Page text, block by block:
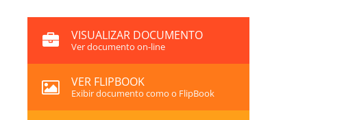
VISUALIZAR DOCUMENTO
Ver documento on-line
VER FLIPBOOK
Exibir documento como o FlipBook